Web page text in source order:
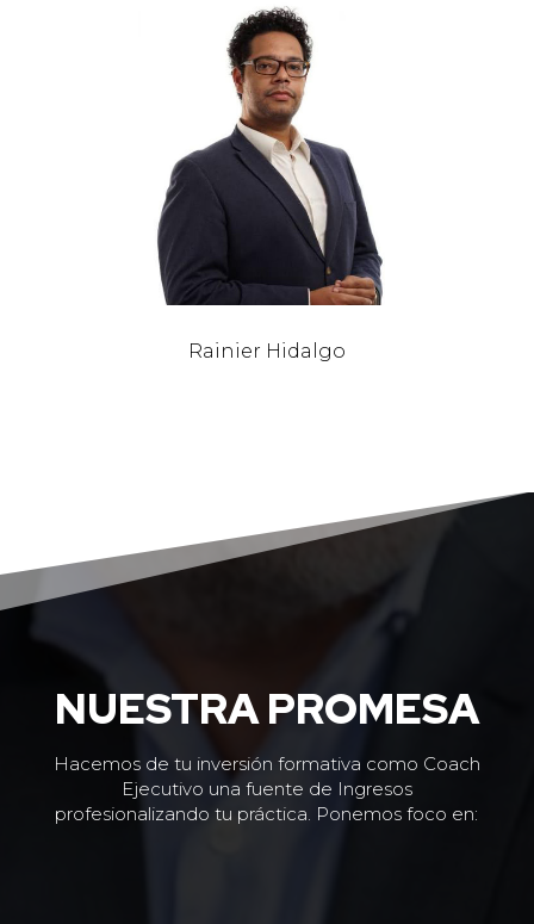
Rainier Hidalgo
NUESTRA PROMESA
Hacemos de tu inversión formativa como Coach
Ejecutivo una fuente de Ingresos
profesionalizando tu práctica. Ponemos foco en: